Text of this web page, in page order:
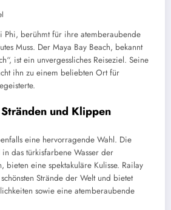
Phi, berühmt für ihre atemberaubende
Muss. Der Maya Bay Beach, bekannt
ist ein unvergessliches Reiseziel. Seine
ihn zu einem beliebten Ort für
und Klippen
eine hervorragende Wahl. Die
das türkisfarbene Wasser der
bieten eine spektakuläre Kulisse. Railay
Strände der Welt und bietet
sowie eine atemberaubende